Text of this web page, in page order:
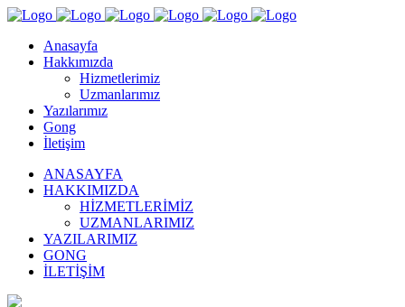
Anasayfa
Hakkımızda
Hizmetlerimiz
Uzmanlarımız
Yazılarımız
Gong
İletişim
ANASAYFA
HAKKIMIZDA
HIZMETLERIMIZ
UZMANLARIMIZ
YAZILARIMIZ
GONG
İLETIŞIM